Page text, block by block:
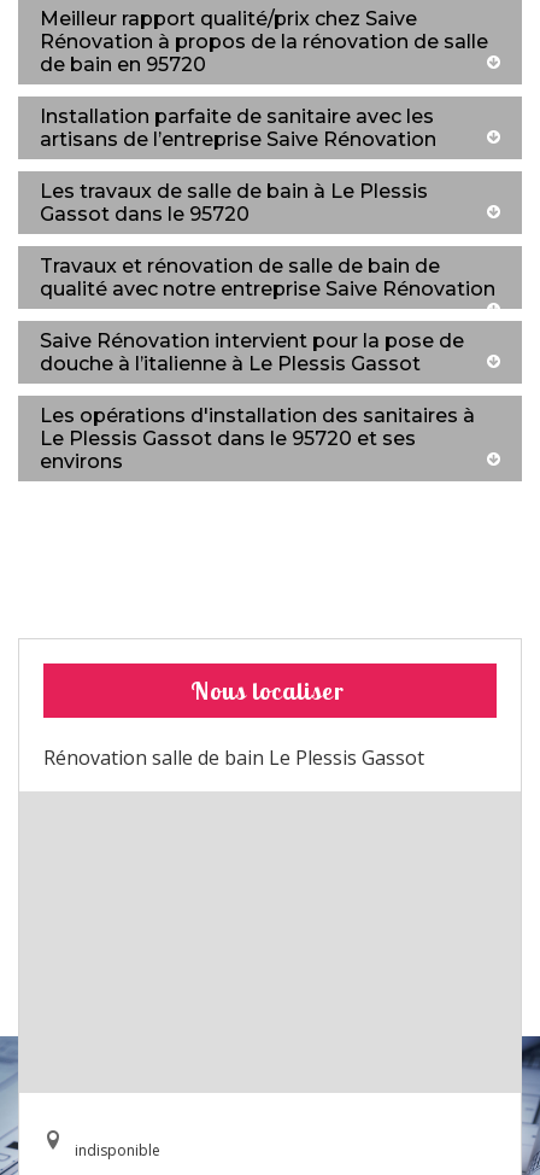
Meilleur rapport qualité/prix chez Saive
Rénovation à propos de la rénovation de salle
de bain en 95720
Installation parfaite de sanitaire avec les
artisans de l’entreprise Saive Rénovation
Les travaux de salle de bain à Le Plessis
Gassot dans le 95720
Travaux et rénovation de salle de bain de
qualité avec notre entreprise Saive Rénovation
Saive Rénovation intervient pour la pose de
douche à l’italienne à Le Plessis Gassot
Les opérations d'installation des sanitaires à
Le Plessis Gassot dans le 95720 et ses
environs
Nous localiser
Rénovation salle de bain Le Plessis Gassot
indisponible